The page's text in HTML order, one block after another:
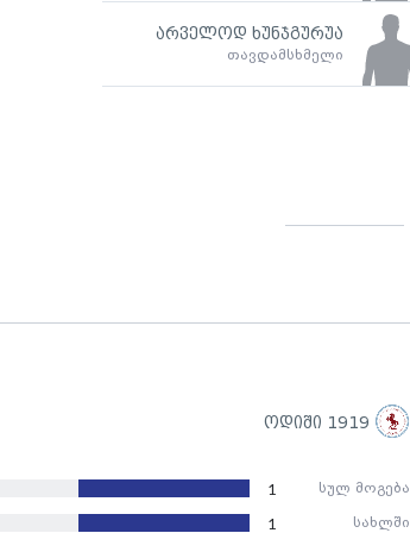
არველოდ ხუნჯგურუა
თავდამსხმელი
ოდიში 1919
სულ მოგება
1
სახლში
1